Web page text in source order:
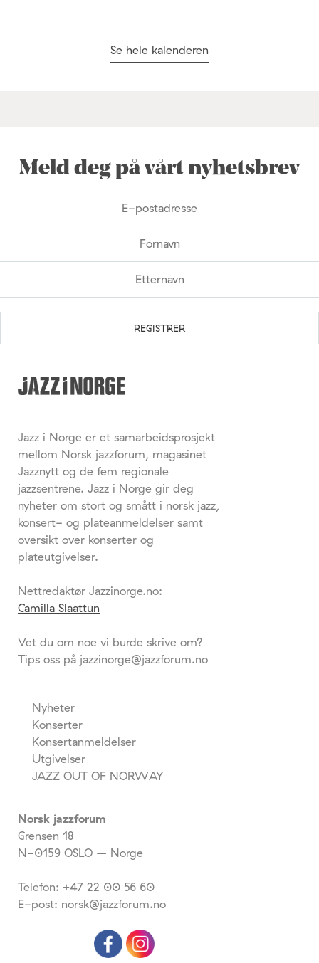
Se hele kalenderen
Meld deg på vårt nyhetsbrev
Jazz i Norge er et samarbeidsprosjekt
mellom Norsk jazzforum, magasinet
Jazznytt og de fem regionale
jazzsentrene. Jazz i Norge gir deg
nyheter om stort og smått i norsk jazz,
konsert- og plateanmeldelser samt
oversikt over konserter og
plateutgivelser.
Nettredaktør Jazzinorge.no:
Camilla Slaattun
Vet du om noe vi burde skrive om?
Tips oss på jazzinorge@jazzforum.no
Nyheter
Konserter
Konsertanmeldelser
Utgivelser
JAZZ OUT OF NORWAY
Norsk jazzforum
Grensen 18
N-0159 OSLO – Norge
Telefon: +47 22 00 56 60
E-post: norsk@jazzforum.no